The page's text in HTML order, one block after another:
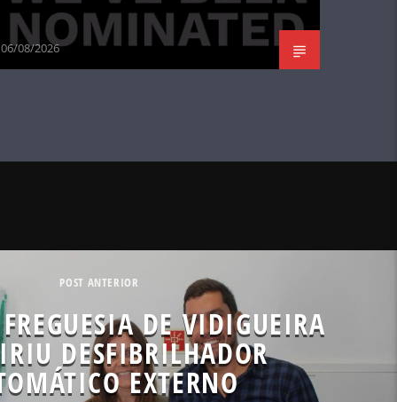
06/08/2026
POST ANTERIOR
DE VIDIGUEIRA
DESFIBRILHADOR
EXTERNO